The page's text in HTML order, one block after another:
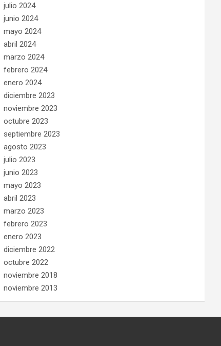
julio 2024
junio 2024
mayo 2024
abril 2024
marzo 2024
febrero 2024
enero 2024
diciembre 2023
noviembre 2023
octubre 2023
septiembre 2023
agosto 2023
julio 2023
junio 2023
mayo 2023
abril 2023
marzo 2023
febrero 2023
enero 2023
diciembre 2022
octubre 2022
noviembre 2018
noviembre 2013